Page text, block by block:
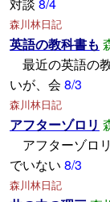
森川林日記
英語の教科書も
最近の英語の
いが、会 8/3
森川林日記
アフターゾロリ
アフターゾロ
でいない 8/3
森川林日記